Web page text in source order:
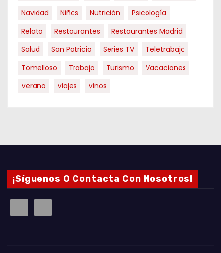
Navidad
Niños Nutrición
Psicología
Relato
Restaurantes
Restaurantes Madrid
Salud
San Patricio Series TV
Teletrabajo
Tomelloso
Trabajo Turismo
Vacaciones
Verano
Viajes Vinos
¡Síguenos O Contacta Con Nosotros!